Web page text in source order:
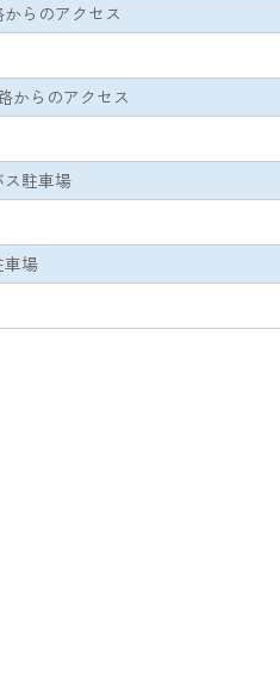
らのアクセス
からのアクセス
ス駐車場
車場